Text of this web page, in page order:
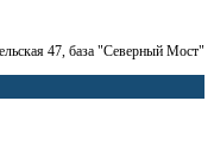
47, база "Северный Мост"